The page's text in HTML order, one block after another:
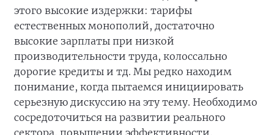
этого высокие издержки: тарифы
естественных монополий, достаточно
высокие зарплаты при низкой
производительности труда, колоссально
дорогие кредиты и тд. Мы редко находим
понимание, когда пытаемся инициировать
серьезную дискуссию на эту тему. Необходимо
сосредоточиться на развитии реального